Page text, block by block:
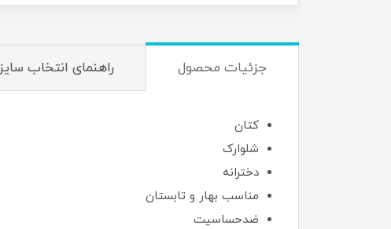
جزئیات محصول راهنمای انتخاب سایز
کتان
شلوارک
دخترانه
مناسب بهار و تابستان
ضدحساسیت